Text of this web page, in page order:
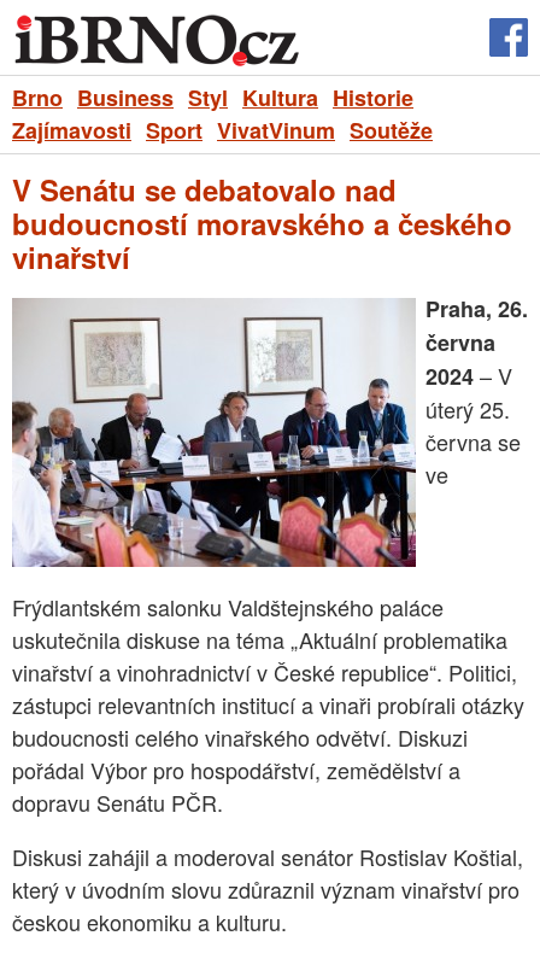
Brno Business Styl Kultura Historie
Zajímavosti Sport VivatVinum Soutěže
V Senátu se debatovalo nad
budoucností moravského a českého
vinařství
Praha, 26.
června
2024– V
úterý 25.
června se
ve
Frýdlantském salonku Valdštejnského paláce
uskutečnila diskuse na téma „Aktuální problematika
vinařství a vinohradnictví v České republice“. Politici,
zástupci relevantních institucí a vinaři probírali otázky
budoucnosti celého vinařského odvětví. Diskuzi
pořádal Výbor pro hospodářství, zemědělství a
dopravu Senátu PČR.
Diskusi zahájil a moderoval senátor Rostislav Koštial,
který v úvodním slovu zdůraznil význam vinařství pro
českou ekonomiku a kulturu.